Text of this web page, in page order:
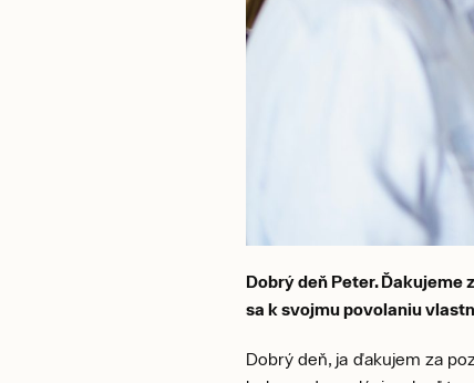
Dobrý deň Peter. Ďakujeme
sa k svojmu povolaniu
Dobrý deň, ja ďakujem za